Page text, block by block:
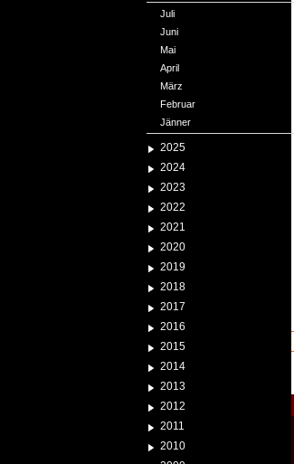
Juli
Juni
Mai
April
März
Februar
Jänner
2025
2024
2023
2022
2021
2020
2019
2018
2017
2016
2015
2014
2013
2012
2011
2010